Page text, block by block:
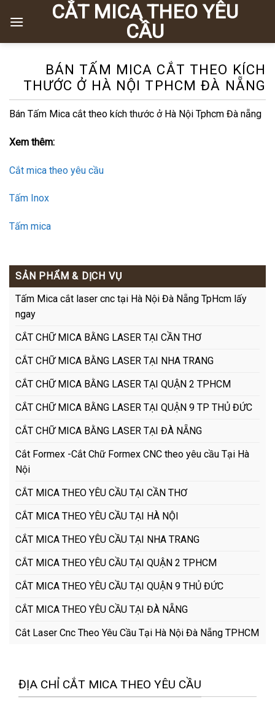
đến
CẮT MICA THEO YÊU
CẦU
BÁN TẤM MICA CẮT THEO KÍCH
THƯỚC Ở HÀ NỘI TPHCM ĐÀ NẴNG
Bán Tấm Mica cắt theo kích thước ở Hà Nội Tphcm Đà nẵng
Xem thêm:
Cắt mica theo yêu cầu
Tấm Inox
Tấm mica
SẢN PHẨM & DỊCH VỤ
Tấm Mica cắt laser cnc tại Hà Nội Đà Nẵng TpHcm lấy
ngay
CẮT CHỮ MICA BẰNG LASER TẠI CẦN THƠ
CẮT CHỮ MICA BẰNG LASER TẠI NHA TRANG
CẮT CHỮ MICA BẰNG LASER TẠI QUẬN 2 TPHCM
CẮT CHỮ MICA BẰNG LASER TẠI QUẬN 9 TP THỦ ĐỨC
CẮT CHỮ MICA BẰNG LASER TẠI ĐÀ NẴNG
Cắt Formex -Cắt Chữ Formex CNC theo yêu cầu Tại Hà
Nội
CẮT MICA THEO YÊU CẦU TẠI CẦN THƠ
CẮT MICA THEO YÊU CẦU TẠI HÀ NỘI
CẮT MICA THEO YÊU CẦU TẠI NHA TRANG
CẮT MICA THEO YÊU CẦU TẠI QUẬN 2 TPHCM
CẮT MICA THEO YÊU CẦU TẠI QUẬN 9 THỦ ĐỨC
CẮT MICA THEO YÊU CẦU TẠI ĐÀ NẴNG
Cắt Laser Cnc Theo Yêu Cầu Tại Hà Nội Đà Nẵng TPHCM
ĐỊA CHỈ CẮT MICA THEO YÊU CẦU